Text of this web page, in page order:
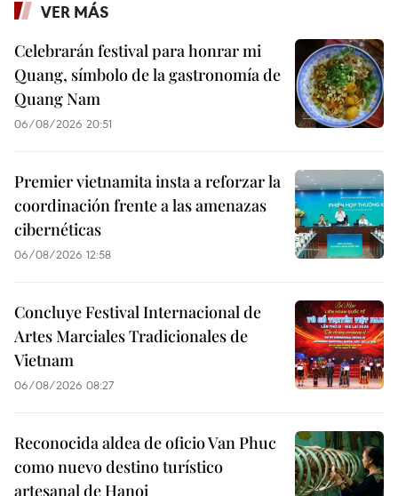
VER MÁS
Celebrarán festival para honrar mi
Quang, símbolo de la gastronomía de
Quang Nam
06/08/2026 20:51
Premier vietnamita insta a reforzar la
coordinación frente a las amenazas
cibernéticas
06/08/2026 12:58
Concluye Festival Internacional de
Artes Marciales Tradicionales de
Vietnam
06/08/2026 08:27
Reconocida aldea de oficio Van Phuc
como nuevo destino turístico
artesanal de Hanoi